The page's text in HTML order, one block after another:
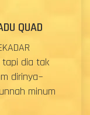
QUAD
tapi dia tak
dirinya~
minum